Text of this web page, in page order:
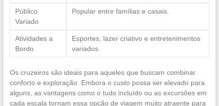
Público
Variado
Popular entre famílias e casais.
Atividades a
Bordo
Esportes, lazer criativo e entretenimentos
variados.
Os cruzeiros são ideais para aqueles que buscam combinar
conforto e exploração. Embora o custo possa ser elevado para
alguns, as vantagens como o tudo incluído ou as excursões em
cada escala tornam essa opção de viagem muito atraente para